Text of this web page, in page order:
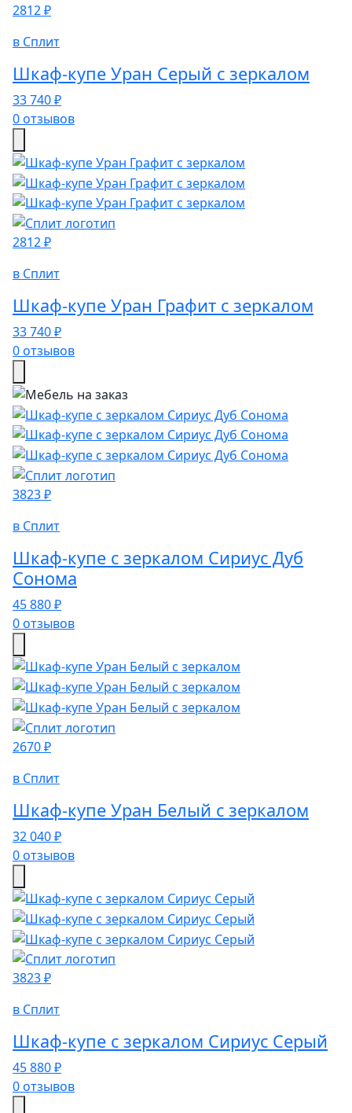
2812 ₽
в Сплит
Шкаф-купе Уран Серый с зеркалом
33 740 ₽
0 отзывов
2812 ₽
в Сплит
Шкаф-купе Уран Графит с зеркалом
33 740 ₽
0 отзывов
3823 ₽
в Сплит
Шкаф-купе с зеркалом Сириус Дуб
Сонома
45 880 ₽
0 отзывов
2670 ₽
в Сплит
Шкаф-купе Уран Белый с зеркалом
32 040 ₽
0 отзывов
3823 ₽
в Сплит
Шкаф-купе с зеркалом Сириус Серый
45 880 ₽
0 отзывов